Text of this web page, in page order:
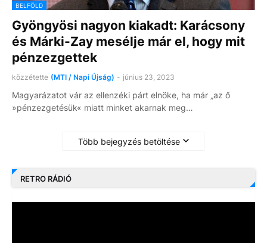
BELFÖLD
Gyöngyösi nagyon kiakadt: Karácsony
és Márki-Zay mesélje már el, hogy mit
pénzezgettek
közzétette (MTI / Napi Újság) - június 23, 2023
Magyarázatot vár az ellenzéki párt elnöke, ha már „az ő
»pénzezgetésük« miatt minket akarnak meg…
Több bejegyzés betöltése
RETRO RÁDIÓ